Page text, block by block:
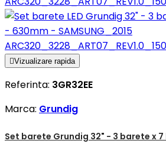
Vizualizare rapida
Referinta: 3GR32EE
Marca: Grundig
Set barete Grundig 32" - 3 barete x